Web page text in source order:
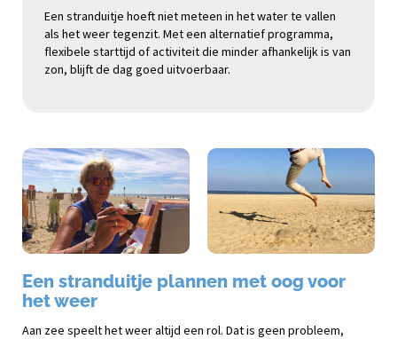
Een stranduitje hoeft niet meteen in het water te vallen
als het weer tegenzit. Met een alternatief programma,
flexibele starttijd of activiteit die minder afhankelijk is van
zon, blijft de dag goed uitvoerbaar.
Een stranduitje plannen met oog voor
het weer
Aan zee speelt het weer altijd een rol. Dat is geen probleem,